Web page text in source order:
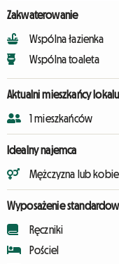
Zakwaterowanie
Wspólna łazienka
Wspólna toaleta
Aktualni mieszkańcy lokalu
1 mieszkańców
Idealny najemca
Mężczyzna lub
Wyposażenie
Ręczniki
Pościel